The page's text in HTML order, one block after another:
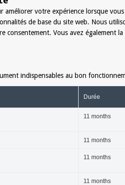
améliorer votre expérience lorsque
de base du site web. Nous
consentement. Vous avez également
indispensables au bon
Durée
11 months
11 months
11 months
11 months